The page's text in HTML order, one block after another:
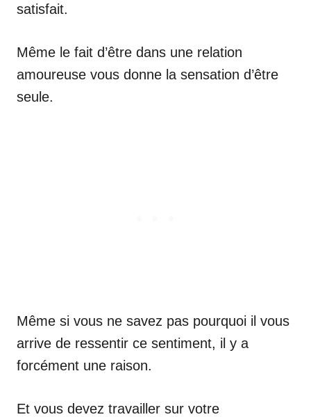
satisfait.
Même le fait d’être dans une relation
amoureuse vous donne la sensation d’être
seule.
Même si vous ne savez pas pourquoi il vous
arrive de ressentir ce sentiment, il y a
forcément une raison.
Et vous devez travailler sur votre